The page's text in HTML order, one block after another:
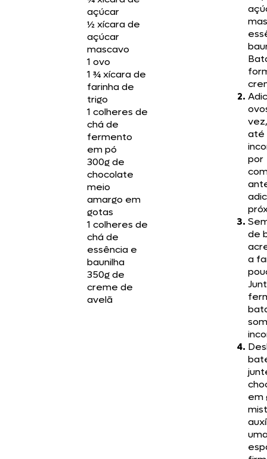
açúcar
½ xícara de
açúcar
mascavo
1 ovo
1 ¾ xícara de
farinha de
trigo
1 colheres de
chá de
fermento
em pó
300g de
chocolate
meio
amargo em
gotas
1 colheres de
chá de
essência e
baunilha
350g de
creme de
avelã
até
por
de
a
em